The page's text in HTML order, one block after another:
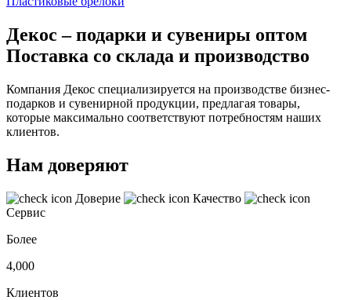
Декос – подарки и сувениры оптом
Поставка со склада и производство
Компания Декос специализируется на производстве бизнес-
подарков и сувенирной продукции, предлагая товары,
которые максимально соответствуют потребностям наших
клиентов.
Нам доверяют
Доверие
Качество
Сервис
Более
4,000
Клиентов